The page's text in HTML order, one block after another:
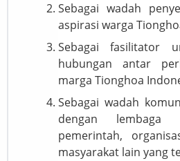
Sebagai wadah
aspirasi warga
Sebagai fasilitator
hubungan antar
marga Tionghoa
Sebagai wadah
dengan lembaga
pemerintah,
masyarakat lain yang